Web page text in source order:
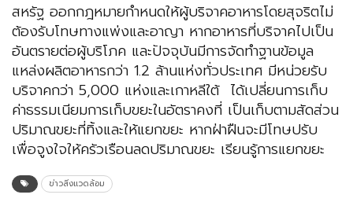
สหรัฐ ออกกฎหมายกำหนดให้ผู้บริจาคอาหารโดยสุจริตไม่
ต้องรับโทษทางแพ่งและอาญา หากอาหารที่บริจาคไปเป็น
อันตรายต่อผู้บริโภค และปัจจุบันมีการจัดทำฐานข้อมูล
แหล่งผลิตอาหารกว่า 1.2 ล้านแห่งทั่วประเทศ มีหน่วยรับ
บริจาคกว่า 5,000 แห่งและเกาหลีใต้ ได้เปลี่ยนการเก็บ
ค่าธรรมเนียมการเก็บขยะในอัตราคงที่ เป็นเก็บตามสัดส่วน
ปริมาณขยะที่ทิ้งและให้แยกขยะ หากฝ่าฝืนจะมีโทษปรับ
เพื่อจูงใจให้ครัวเรือนลดปริมาณขยะ เรียนรู้การแยกขยะ
ข่าวสิ่งแวดล้อม